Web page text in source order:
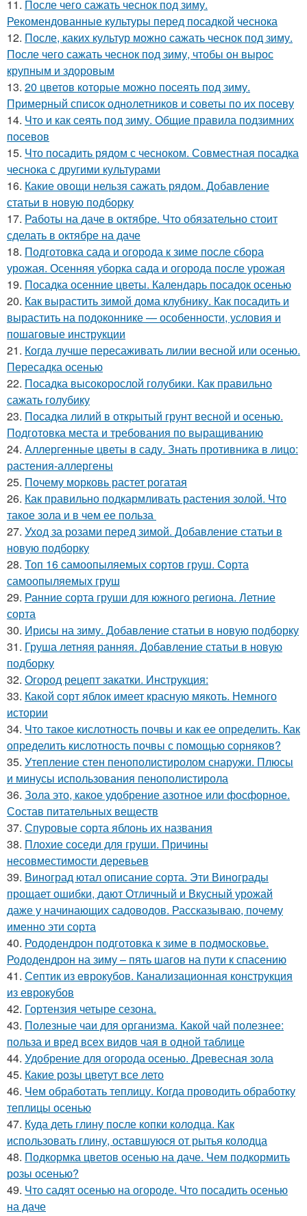
11. После чего сажать чеснок под зиму.
Рекомендованные культуры перед посадкой чеснока
12. После, каких культур можно сажать чеснок под зиму.
После чего сажать чеснок под зиму, чтобы он вырос
крупным и здоровым
13. 20 цветов которые можно посеять под зиму.
Примерный список однолетников и советы по их посеву
14. Что и как сеять под зиму. Общие правила подзимних
посевов
15. Что посадить рядом с чесноком. Совместная посадка
чеснока с другими культурами
16. Какие овощи нельзя сажать рядом. Добавление
статьи в новую подборку
17. Работы на даче в октябре. Что обязательно стоит
сделать в октябре на даче
18. Подготовка сада и огорода к зиме после сбора
урожая. Осенняя уборка сада и огорода после урожая
19. Посадка осенние цветы. Календарь посадок осенью
20. Как вырастить зимой дома клубнику. Как посадить и
вырастить на подоконнике — особенности, условия и
пошаговые инструкции
21. Когда лучше пересаживать лилии весной или осенью.
Пересадка осенью
22. Посадка высокорослой голубики. Как правильно
сажать голубику
23. Посадка лилий в открытый грунт весной и осенью.
Подготовка места и требования по выращиванию
24. Аллергенные цветы в саду. Знать противника в лицо:
растения-аллергены
25. Почему морковь растет рогатая
26. Как правильно подкармливать растения золой. Что
такое зола и в чем ее польза
27. Уход за розами перед зимой. Добавление статьи в
новую подборку
28. Топ 16 самоопыляемых сортов груш. Сорта
самоопыляемых груш
29. Ранние сорта груши для южного региона. Летние
сорта
30. Ирисы на зиму. Добавление статьи в новую подборку
31. Груша летняя ранняя. Добавление статьи в новую
подборку
32. Огород рецепт закатки. Инструкция:
33. Какой сорт яблок имеет красную мякоть. Немного
истории
34. Что такое кислотность почвы и как ее определить. Как
определить кислотность почвы с помощью сорняков?
35. Утепление стен пенополистиролом снаружи. Плюсы
и минусы использования пенополистирола
36. Зола это, какое удобрение азотное или фосфорное.
Состав питательных веществ
37. Спуровые сорта яблонь их названия
38. Плохие соседи для груши. Причины
несовместимости деревьев
39. Виноград ютал описание сорта. Эти Винограды
прощает ошибки, дают Отличный и Вкусный урожай
даже у начинающих садоводов. Рассказываю, почему
именно эти сорта
40. Рододендрон подготовка к зиме в подмосковье.
Рододендрон на зиму – пять шагов на пути к спасению
41. Септик из еврокубов. Канализационная конструкция
из еврокубов
42. Гортензия четыре сезона.
43. Полезные чаи для организма. Какой чай полезнее:
польза и вред всех видов чая в одной таблице
44. Удобрение для огорода осенью. Древесная зола
45. Какие розы цветут все лето
46. Чем обработать теплицу. Когда проводить обработку
теплицы осенью
47. Куда деть глину после копки колодца. Как
использовать глину, оставшуюся от рытья колодца
48. Подкормка цветов осенью на даче. Чем подкормить
розы осенью?
49. Что садят осенью на огороде. Что посадить осенью
на даче